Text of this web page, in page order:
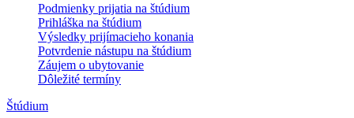
Podmienky prijatia na štúdium
Prihláška na štúdium
Výsledky prijímacieho konania
Potvrdenie nástupu na štúdium
Záujem o ubytovanie
Dôležité termíny
Štúdium